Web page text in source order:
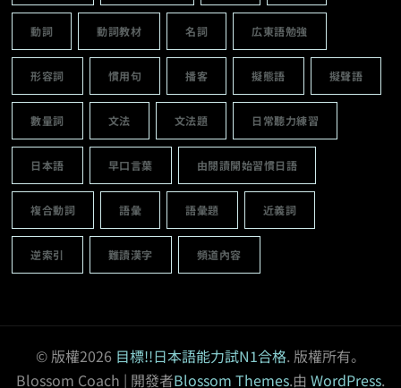
動詞 動詞教材 名詞 広東語勉強
形容詞 慣用句 播客 擬態語 擬聲語
數量詞 文法 文法題 日常聽力練習
日本語 早口言葉 由閱讀開始習慣日語
複合動詞 語彙 語彙題 近義詞
逆索引 難讀漢字 頻道內容
© 版權2026 目標!!日本語能力試N1合格. 版權所有。
Blossom Coach | 開發者Blossom Themes.由 WordPress.